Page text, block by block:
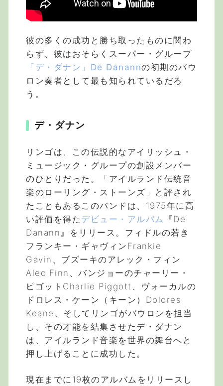
彼の多くの成功と勝ち取ったものに関わ
らず、彼はおそらくスーパー・グループ
「デ・ダナン」De Danannの初期のバウ
ロン奏者として最も知られているだろ
う。
デ・ダナン
リンゴは、この伝説的なアイリッシュ・
ミュージック・グループの創設メンバー
のひとりだった。「アイルランド伝統音
楽のローリング・ストーンズ」と評され
たこともあるこのバンドは、1975年に高
い評価を得た デビュー・アルバム
『De
Danann』をリリース。フィドルの若き
フランキー・ギャヴィンFrankie
Gavin、ブズーキのアレック・フィン
Alec Finn、バンジョーのチャーリー・
ピゴットCharlie Piggott、ヴォーカルの
ドロレス・ケーン（キーン）Dolores
Keane、そしてリンゴがバウロンを担当
し、その才能を結集させたデ・ダナン
は、アイルランド音楽を世界の舞台へと
押し上げることに成功した。
現在までに19枚のアルバムをリリースし